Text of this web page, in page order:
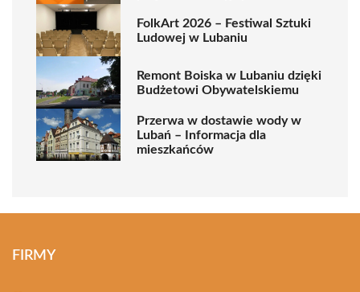
FolkArt 2026 – Festiwal Sztuki
Ludowej w Lubaniu
Remont Boiska w Lubaniu dzięki
Budżetowi Obywatelskiemu
Przerwa w dostawie wody w
Lubań – Informacja dla
mieszkańców
FIRMY